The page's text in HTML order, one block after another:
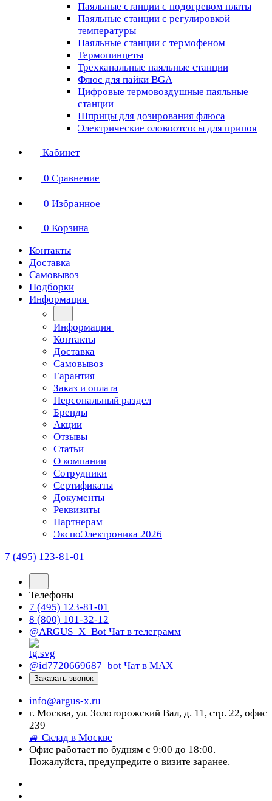
Паяльные станции с подогревом платы
Паяльные станции с регулировкой
температуры
Паяльные станции с термофеном
Термопинцеты
Трехканальные паяльные станции
Флюс для пайки BGA
Цифровые термовоздушные паяльные
станции
Шприцы для дозирования флюса
Электрические оловоотсосы для припоя
Кабинет
0 Сравнение
0 Избранное
0 Корзина
Контакты
Доставка
Самовывоз
Подборки
Информация
Информация
Контакты
Доставка
Самовывоз
Гарантия
Заказ и оплата
Персональный раздел
Бренды
Акции
Отзывы
Статьи
О компании
Сотрудники
Сертификаты
Документы
Реквизиты
Партнерам
ЭкспоЭлектроника 2026
7 (495) 123-81-01
Телефоны
7 (495) 123-81-01
8 (800) 101-32-12
@ARGUS_X_Bot Чат в телеграмм
@id7720669687_bot Чат в МАХ
Заказать звонок
info@argus-x.ru
г. Москва, ул. Золоторожский Вал, д. 11, стр. 22, офис
239
🚙 Склад в Москве
Офис работает по будням с 9:00 до 18:00.
Пожалуйста, предупредите о визите заранее.